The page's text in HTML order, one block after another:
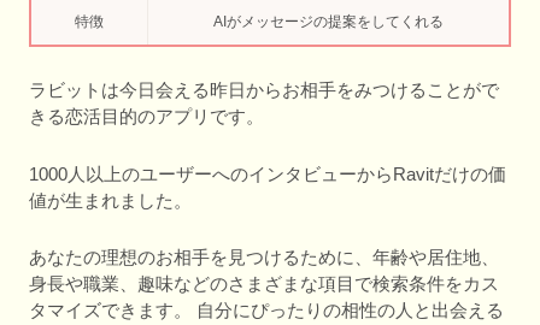
特徴 AIがメッセージの提案をしてくれる
ラビットは今日会える昨日からお相手をみつけることがで
きる恋活目的のアプリです。
1000人以上のユーザーへのインタビューからRavitだけの価
値が生まれました。
あなたの理想のお相手を見つけるために、年齢や居住地、
身長や職業、趣味などのさまざまな項目で検索条件をカス
タマイズできます。 自分にぴったりの相性の人と出会える